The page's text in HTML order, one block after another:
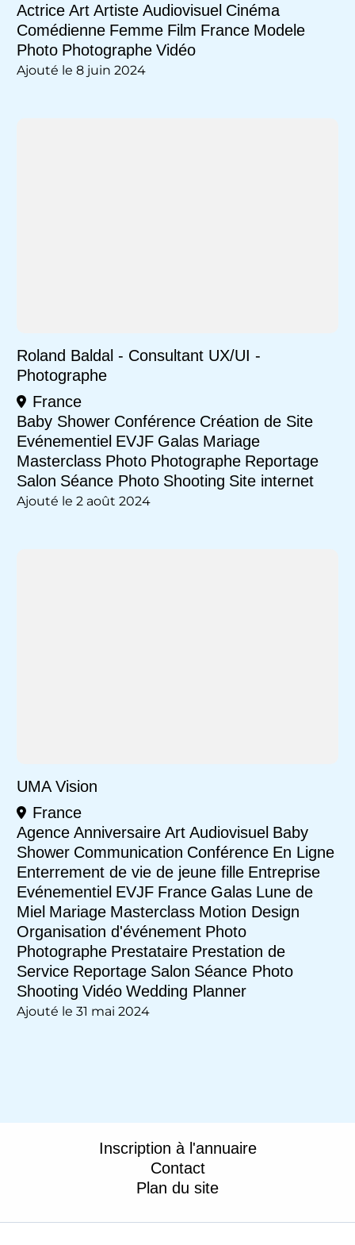
Actrice Art Artiste Audiovisuel Cinéma
Comédienne Femme Film France Modele
Photo Photographe Vidéo
Ajouté le 8 juin 2024
Roland Baldal - Consultant UX/UI -
Photographe
France
Baby Shower Conférence Création de Site
Evénementiel EVJF Galas Mariage
Masterclass Photo Photographe Reportage
Salon Séance Photo Shooting Site internet
Ajouté le 2 août 2024
UMA Vision
France
Agence Anniversaire Art Audiovisuel Baby
Shower Communication Conférence En Ligne
Enterrement de vie de jeune fille Entreprise
Evénementiel EVJF France Galas Lune de
Miel Mariage Masterclass Motion Design
Organisation d'événement Photo
Photographe Prestataire Prestation de
Service Reportage Salon Séance Photo
Shooting Vidéo Wedding Planner
Ajouté le 31 mai 2024
Inscription à l'annuaire
Contact
Plan du site